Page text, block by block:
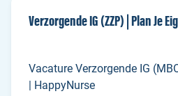
Verzorgende IG (ZZP) | Plan Je
Vacature Verzorgende IG
| HappyNurse